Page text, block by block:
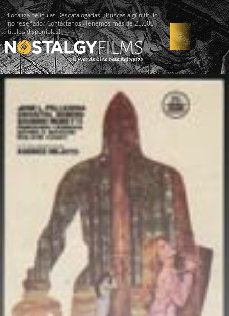
Localiza películas Descatalogadas. ¿Buscas algún título
no reseñado? Contáctanos -Tenemos más de 25.000
títulos disponibles!